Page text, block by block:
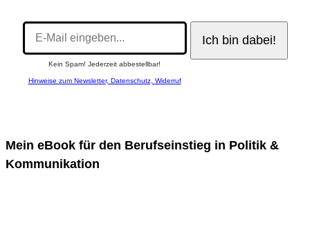
Kein Spam! Jederzeit abbestellbar!
Hinweise zum Newsletter, Datenschutz, Widerruf
Mein eBook für den Berufseinstieg in Politik &
Kommunikation